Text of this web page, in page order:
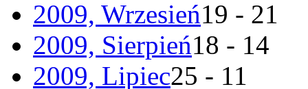
2009, Wrzesień19 - 21
2009, Sierpień18 - 14
2009, Lipiec25 - 11